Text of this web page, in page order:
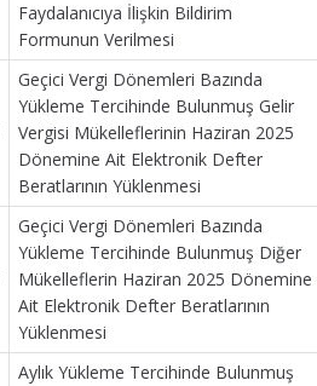
Faydalanıcıya İlişkin Bildirim
Formunun Verilmesi
Geçici Vergi Dönemleri Bazında
Yükleme Tercihinde Bulunmuş Gelir
Vergisi Mükelleflerinin Haziran 2025
Dönemine Ait Elektronik Defter
Beratlarının Yüklenmesi
Geçici Vergi Dönemleri Bazında
Yükleme Tercihinde Bulunmuş Diğer
Mükelleflerin Haziran 2025 Dönemine
Ait Elektronik Defter Beratlarının
Yüklenmesi
Aylık Yükleme Tercihinde Bulunmuş